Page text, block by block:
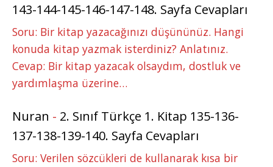
143-144-145-146-147-148. Sayfa Cevapları
Soru: Bir kitap yazacağınızı düşününüz. Hangi
konuda kitap yazmak isterdiniz? Anlatınız.
Cevap: Bir kitap yazacak olsaydım, dostluk ve
yardımlaşma üzerine…
Nuran - 2. Sınıf Türkçe 1. Kitap 135-136-
137-138-139-140. Sayfa Cevapları
Soru: Verilen sözcükleri de kullanarak kısa bir